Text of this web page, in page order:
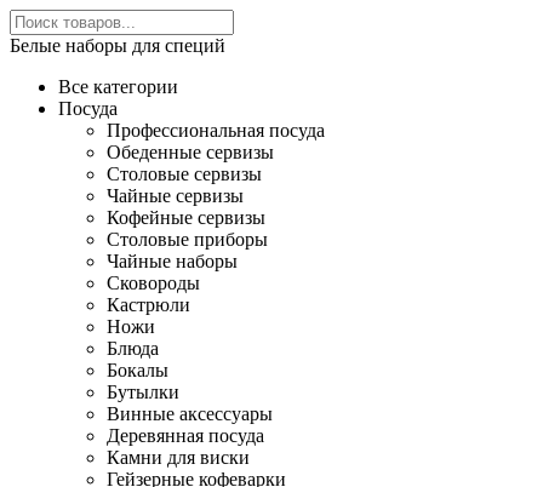
Белые наборы для специй
Все категории
Посуда
Профессиональная посуда
Обеденные сервизы
Столовые сервизы
Чайные сервизы
Кофейные сервизы
Столовые приборы
Чайные наборы
Сковороды
Кастрюли
Ножи
Блюда
Бокалы
Бутылки
Винные аксессуары
Деревянная посуда
Камни для виски
Гейзерные кофеварки